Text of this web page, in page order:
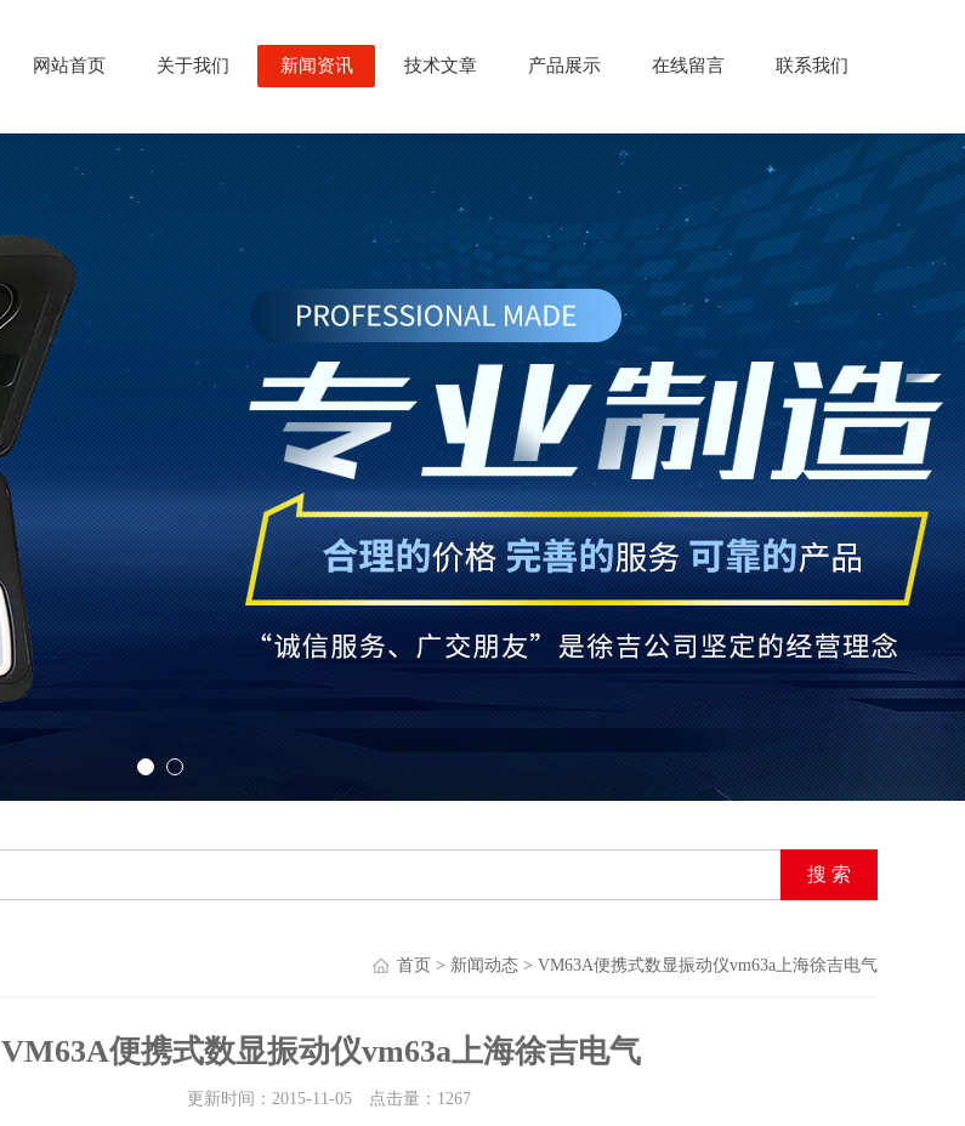
网站首页 关于我们 新闻资讯 技术文章 产品展示 在线留言 联系我们
首页 > 新闻动态 > VM63A便携式数显振动仪vm63a上海徐吉电气
VM63A便携式数显振动仪vm63a上海徐吉电气
更新时间：2015-11-05 点击量： 1267